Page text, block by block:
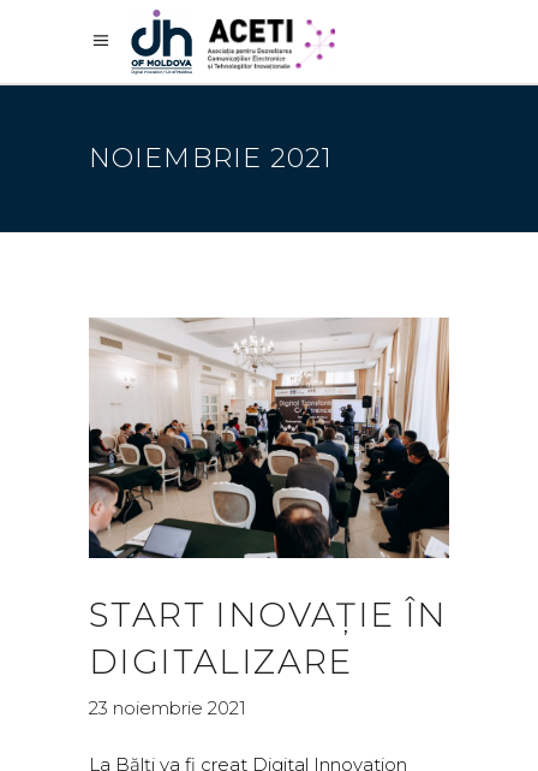
NOIEMBRIE 2021
START INOVAȚIE ÎN
DIGITALIZARE
23 noiembrie 2021
La Bălți va fi creat Digital Innovation